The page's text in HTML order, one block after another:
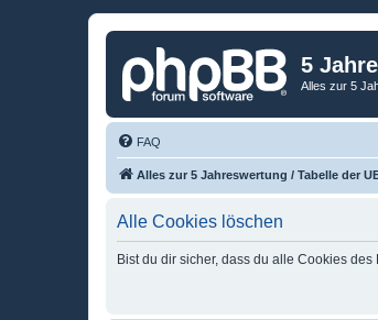
5
Alles zur 5
FAQ
Alles zur 5 Jahreswertung / Tabelle der
Alle Cookies löschen
Bist du dir sicher, dass du alle Cookies